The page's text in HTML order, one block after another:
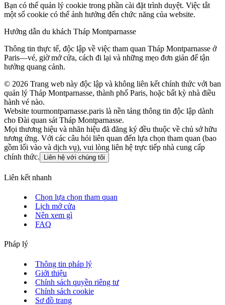
Bạn có thể quản lý cookie trong phần cài đặt trình duyệt. Việc tắt
một số cookie có thể ảnh hưởng đến chức năng của website.
Hướng dẫn du khách Tháp Montparnasse
Thông tin thực tế, độc lập về việc tham quan Tháp Montparnasse ở
Paris—vé, giờ mở cửa, cách đi lại và những mẹo đơn giản để tận
hưởng quang cảnh.
© 2026 Trang web này độc lập và không liên kết chính thức với ban
quản lý Tháp Montparnasse, thành phố Paris, hoặc bất kỳ nhà điều
hành vé nào.
Website tourmontparnasse.paris là nền tảng thông tin độc lập dành
cho Đài quan sát Tháp Montparnasse.
Mọi thương hiệu và nhãn hiệu đã đăng ký đều thuộc về chủ sở hữu
tương ứng. Với các câu hỏi liên quan đến lựa chọn tham quan (bao
gồm lối vào và dịch vụ), vui lòng liên hệ trực tiếp nhà cung cấp
chính thức.
Liên hệ với chúng tôi
Liên kết nhanh
Chọn lựa chọn tham quan
Lịch mở cửa
Nên xem gì
FAQ
Pháp lý
Thông tin pháp lý
Giới thiệu
Chính sách quyền riêng tư
Chính sách cookie
Sơ đồ trang